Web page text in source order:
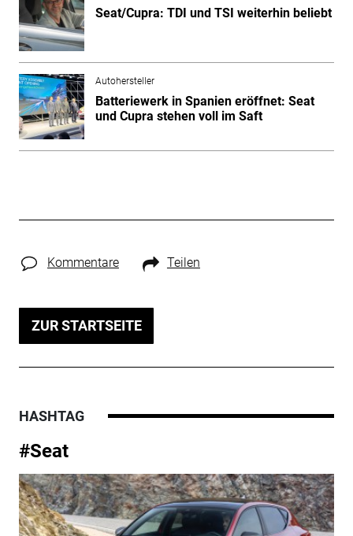
Seat/Cupra: TDI und TSI weiterhin beliebt
Autohersteller
Batteriewerk in Spanien eröffnet: Seat
und Cupra stehen voll im Saft
Kommentare Teilen
ZUR STARTSEITE
HASHTAG
#Seat